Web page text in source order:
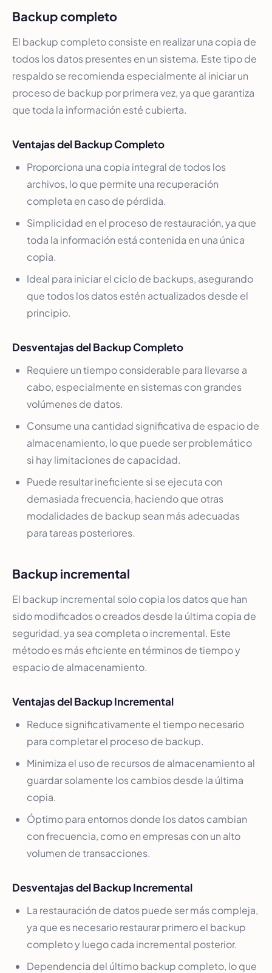
Backup completo
El backup completo consiste en realizar una copia de
todos los datos presentes en un sistema. Este tipo de
respaldo se recomienda especialmente al iniciar un
proceso de backup por primera vez, ya que garantiza
que toda la información esté cubierta.
Ventajas del Backup Completo
Proporciona una copia integral de todos los
archivos, lo que permite una recuperación
completa en caso de pérdida.
Simplicidad en el proceso de restauración, ya que
toda la información está contenida en una única
copia.
Ideal para iniciar el ciclo de backups, asegurando
que todos los datos estén actualizados desde el
principio.
Desventajas del Backup Completo
Requiere un tiempo considerable para llevarse a
cabo, especialmente en sistemas con grandes
volúmenes de datos.
Consume una cantidad significativa de espacio de
almacenamiento, lo que puede ser problemático
si hay limitaciones de capacidad.
Puede resultar ineficiente si se ejecuta con
demasiada frecuencia, haciendo que otras
modalidades de backup sean más adecuadas
para tareas posteriores.
Backup incremental
El backup incremental solo copia los datos que han
sido modificados o creados desde la última copia de
seguridad, ya sea completa o incremental. Este
método es más eficiente en términos de tiempo y
espacio de almacenamiento.
Ventajas del Backup Incremental
Reduce significativamente el tiempo necesario
para completar el proceso de backup.
Minimiza el uso de recursos de almacenamiento al
guardar solamente los cambios desde la última
copia.
Óptimo para entornos donde los datos cambian
con frecuencia, como en empresas con un alto
volumen de transacciones.
Desventajas del Backup Incremental
La restauración de datos puede ser más compleja,
ya que es necesario restaurar primero el backup
completo y luego cada incremental posterior.
Dependencia del último backup completo, lo que